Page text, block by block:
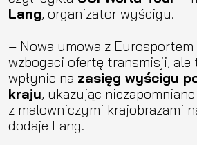
Lang, organizator wyścigu.
– Nowa umowa z
wzbogaci ofertę transmisji, ale
wpłynie na zasięg wyścigu
kraju, ukazując
z malowniczymi krajobrazami
dodaje Lang.